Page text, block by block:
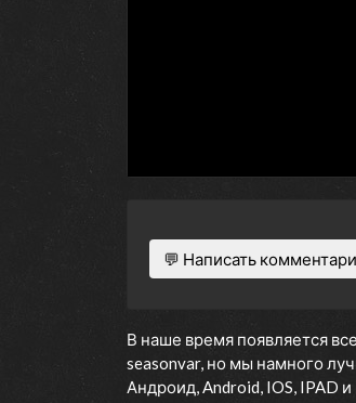
💬 Написать
В наше время появляется
seasonvar, но мы намного
Андроид, Android, IOS, IPAD